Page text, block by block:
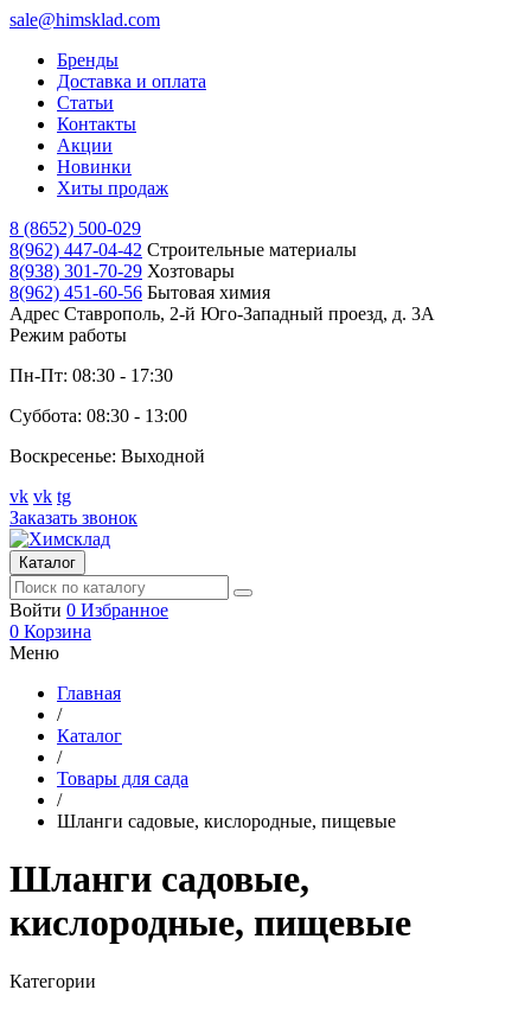
sale@himsklad.com
Бренды
Доставка и оплата
Статьи
Контакты
Акции
Новинки
Хиты продаж
8 (8652) 500-029
8(962) 447-04-42 Строительные материалы
8(938) 301-70-29 Хозтовары
8(962) 451-60-56 Бытовая химия
Адрес Ставрополь, 2-й Юго-Западный проезд, д. 3А
Режим работы
Пн-Пт: 08:30 - 17:30
Суббота: 08:30 - 13:00
Воскресенье: Выходной
vk vk tg
Заказать звонок
Каталог
Войти 0 Избранное
0 Корзина
Меню
Главная
/
Каталог
/
Товары для сада
/
Шланги садовые, кислородные, пищевые
Шланги садовые,
кислородные, пищевые
Категории